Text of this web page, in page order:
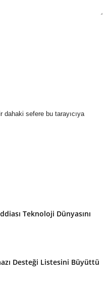
dahaki sefere bu tarayıcıya
Teknoloji Dünyasını
Desteği Listesini Büyüttü